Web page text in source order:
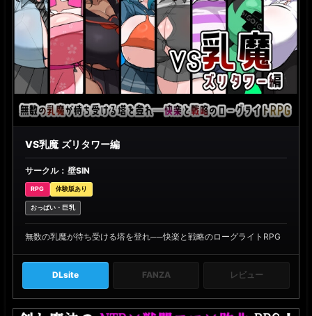
VS乳魔 ズリタワー編
サークル：壁SIN
RPG 体験版あり
おっぱい・巨乳
無数の乳魔が待ち受ける塔を登れ──快楽と戦略のローグライトRPG
DLsite FANZA レビュー